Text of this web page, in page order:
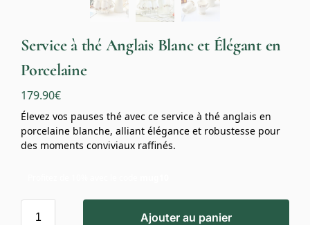
Service à thé Anglais Blanc et Élégant en
Porcelaine
179.90€
Élevez vos pauses thé avec ce service à thé anglais en
porcelaine blanche, alliant élégance et robustesse pour
des moments conviviaux raffinés.
Ajouter au panier